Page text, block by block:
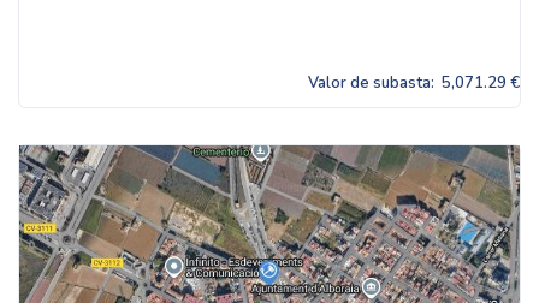
Valor de subasta: 5,071.29 €